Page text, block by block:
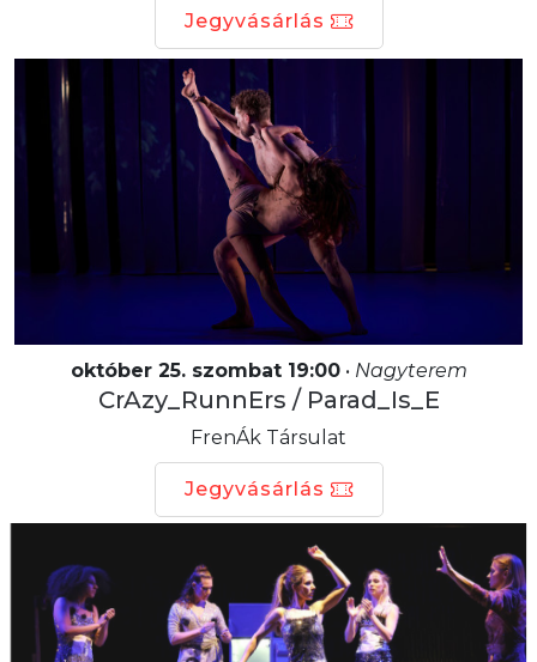
Jegyvásárlás
október 25. szombat 19:00• Nagyterem
CrAzy_RunnErs / Parad_Is_E
FrenÁk Társulat
Jegyvásárlás